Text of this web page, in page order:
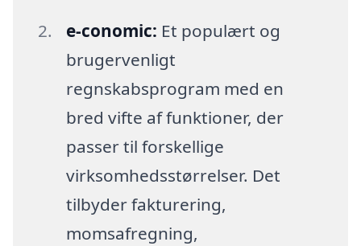
e-conomic: Et populært og
brugervenligt
regnskabsprogram med en
bred vifte af funktioner, der
passer til forskellige
virksomhedsstørrelser. Det
tilbyder fakturering,
momsafregning,